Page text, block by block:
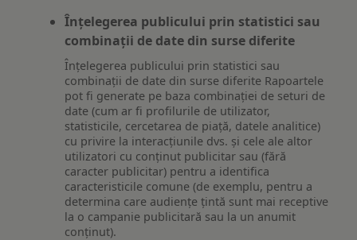
Înțelegerea publicului prin statistici sau
combinații de date din surse diferite
Înțelegerea publicului prin statistici sau
combinații de date din surse diferite Rapoartele
pot fi generate pe baza combinației de seturi de
date (cum ar fi profilurile de utilizator,
statisticile, cercetarea de piață, datele analitice)
cu privire la interacțiunile dvs. și cele ale altor
utilizatori cu conținut publicitar sau (fără
caracter publicitar) pentru a identifica
caracteristicile comune (de exemplu, pentru a
determina care audiențe țintă sunt mai receptive
la o campanie publicitară sau la un anumit
conținut).